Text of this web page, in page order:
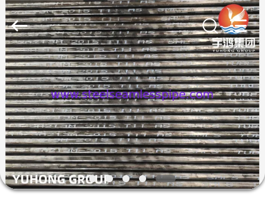
家
製
品
私
サ
プ
ラ
イ
ヤ
ー.
Copyright
2013
2025
Yuhong
Group
Co.,Ltd.
All
Rights
Reserved.